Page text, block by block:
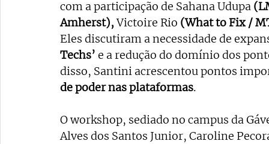
com a participação de Sahana Udupa
Amherst), Victoire Rio (What to Fix /
Eles discutiram a necessidade de
Techs’ e a redução do domínio dos
disso, Santini acrescentou pontos
de poder nas plataformas.
O workshop, sediado no campus da
Alves dos Santos Junior, Caroline